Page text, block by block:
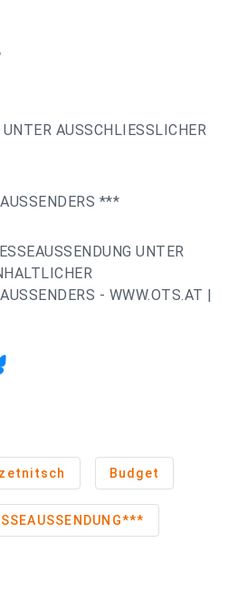
AUSSCHLIESSLICHER
***
UNTER
- WWW.OTS.AT |
Budget